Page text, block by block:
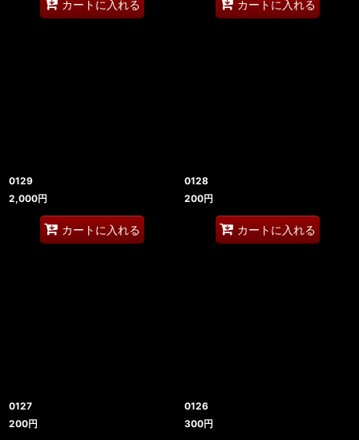
カートに入れる カートに入れる
0129
2,000円
カートに入れる
0128
200円
カートに入れる
0127
200円
0126
300円